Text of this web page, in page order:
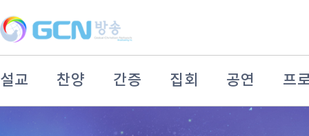
설교 찬양 간증 집회 공연 프